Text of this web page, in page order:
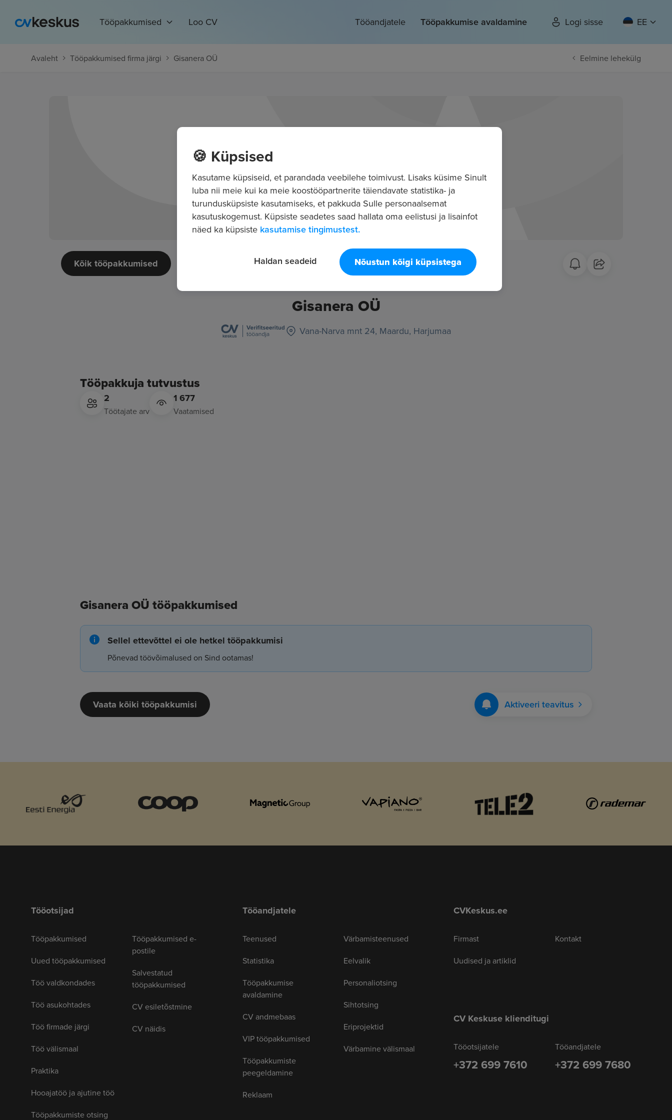
Tööpakkumised Loo CV Tööandjatele Tööpakkumise avaldamine Logi sisse EE
Avaleht Tööpakkumised firma järgi Gisanera OÜ Eelmine lehekülg
Kõik tööpakkumised
Gisanera OÜ
Vana-Narva mnt 24, Maardu, Harjumaa
Tööpakkuja tutvustus
2
Töötajate arv
1 677
Vaatamised
Gisanera OÜ tööpakkumised
Sellel ettevõttel ei ole hetkel tööpakkumisi
Põnevad töövõimalused on Sind ootamas!
Vaata kõiki tööpakkumisi Aktiveeri teavitus
Tööotsijad
Tööpakkumised
Uued tööpakkumised
Töö valdkondades
Töö asukohtades
Töö firmade järgi
Töö välismaal
Praktika
Hooajatöö ja ajutine töö
Tööpakkumiste otsing
Tööpakkumised e-
postile
Salvestatud
tööpakkumised
CV esiletõstmine
CV näidis
Tööandjatele
Teenused
Statistika
Tööpakkumise
avaldamine
CV andmebaas
VIP tööpakkumised
Tööpakkumiste
peegeldamine
Reklaam
Värbamisteenused
Eelvalik
Personaliotsing
Sihtotsing
Eriprojektid
Värbamine välismaal
CVKeskus.ee
Firmast
Uudised ja artiklid
Kontakt
CV Keskuse klienditugi
Tööotsijatele
+372 699 7610
Tööandjatele
+372 699 7680
🍪 Küpsised
Kasutame küpsiseid, et parandada veebilehe toimivust. Lisaks küsime Sinult
luba nii meie kui ka meie koostööpartnerite täiendavate statistika- ja
turundusküpsiste kasutamiseks, et pakkuda Sulle personaalsemat
kasutuskogemust. Küpsiste seadetes saad hallata oma eelistusi ja lisainfot
näed ka küpsiste kasutamise tingimustest.
Nõustun kõigi küpsistega
Haldan seadeid